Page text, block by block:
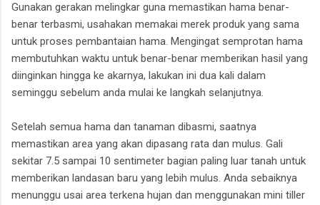
Gunakan gerakan melingkar guna memastikan hama benar-
benar terbasmi, usahakan memakai merek produk yang sama
untuk proses pembantaian hama. Mengingat semprotan hama
membutuhkan waktu untuk benar-benar memberikan hasil yang
diinginkan hingga ke akarnya, lakukan ini dua kali dalam
seminggu sebelum anda mulai ke langkah selanjutnya.
Setelah semua hama dan tanaman dibasmi, saatnya
memastikan area yang akan dipasang rata dan mulus. Gali
sekitar 7.5 sampai 10 sentimeter bagian paling luar tanah untuk
memberikan landasan baru yang lebih mulus. Anda sebaiknya
menunggu usai area terkena hujan dan menggunakan mini tiller